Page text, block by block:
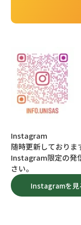
Instagram
随時更新しておりま
Instagram限定の発
さい。
Instagramを見